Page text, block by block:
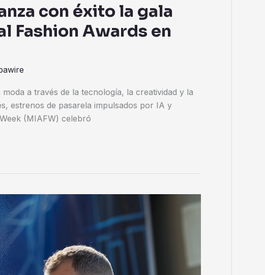
con éxito la gala
Fashion Awards en
a través de la tecnología, la creatividad y la
estrenos de pasarela impulsados por IA y
(MIAFW) celebró